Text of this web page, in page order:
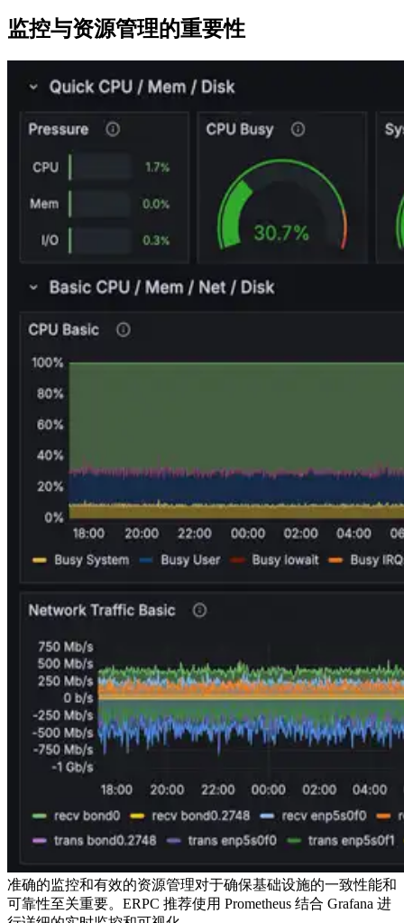
监控与资源管理的重要性
准确的监控和有效的资源管理对于确保基础设施的一致性能和
可靠性至关重要。ERPC 推荐使用 Prometheus 结合 Grafana 进